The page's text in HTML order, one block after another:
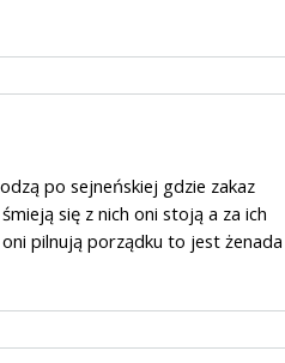
po sejneńskiej gdzie zakaz
się z nich oni stoją a za ich
pilnują porządku to jest żenada